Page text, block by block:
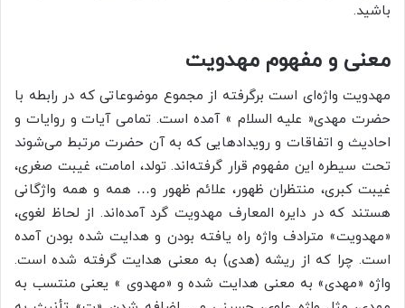
باشید.
معنی و مفهوم مهدویت
مهدویت واژه‌ای است برگرفته از مجموع موضوعاتی که در رابطه با
حضرت مهدی« علیه السلام » آمده است. تمامی آیات و روایات و
احادیث و اتفاقات و رویدادهایی که به آن حضرت مرتبط می‌شوند
تحت سیطره این مفهوم قرار گرفته‌اند. تولد، امامت، غیبت صغری،
غیبت کبری، منتظران ظهور، علائم ظهور و… همه و همه واژگانی
هستند که در دایره المعارف مهدویت گرد آمده‌اند. از لحاظ لغوی،
«مهدویت» مترادف واژه راه یافته بودن و هدایت شده بودن آمده
است. چرا که از ریشه (هدی) به معنی هدایت گرفته شده است.
واژه «مهدی» به معنی هدایت شده و «مهدوی » یعنی منتسب به